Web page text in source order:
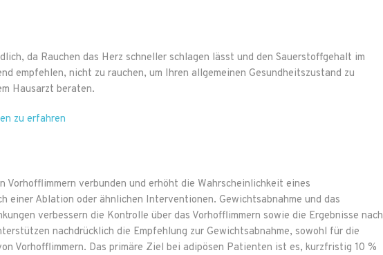
da Rauchen das Herz schneller schlagen lässt und den Sauerstoffgehalt im
empfehlen, nicht zu rauchen, um Ihren allgemeinen Gesundheitszustand zu
Hausarzt beraten.
zu erfahren
verbunden und erhöht die Wahrscheinlichkeit eines
einer Ablation oder ähnlichen Interventionen. Gewichtsabnahme und das
verbessern die Kontrolle über das Vorhofflimmern sowie die Ergebnisse nach
nachdrücklich die Empfehlung zur Gewichtsabnahme, sowohl für die
Vorhofflimmern. Das primäre Ziel bei adipösen Patienten ist es, kurzfristig 10 %